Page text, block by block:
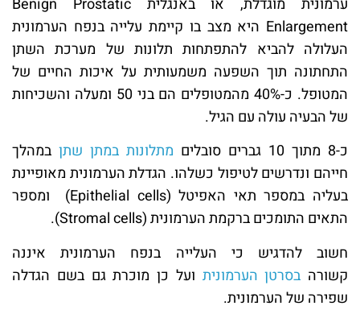
ערמונית מוגדלת, או באנגלית Benign Prostatic
Enlargement היא מצב בו קיימת עלייה בנפח הערמונית
העלולה להביא להתפתחות תלונות של מערכת השתן
התחתונה תוך השפעה משמעותית על איכות החיים של
המטופל. כ-40% מהמטופלים הם בני 50 ומעלה והשכיחות
של הבעיה עולה עם הגיל.
כ-8 מתוך 10 גברים סובלים
מתלונות במתן שתן במהלך
חייהם ונדרשים לטיפול כשלהו. הגדלת הערמונית מאופיינת
בעליה במספר תאי האפיטל (Epithelial cells) ומספר
התאים התומכים ברקמת הערמונית (Stromal cells).
חשוב להדגיש כי העלייה בנפח הערמונית איננה
קשורה בסרטן הערמונית ועל כן מוכרת גם בשם הגדלה
שפירה של הערמונית.